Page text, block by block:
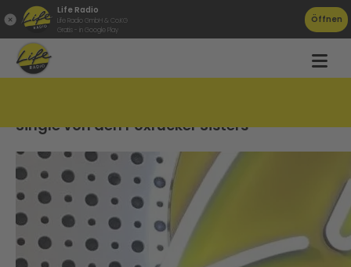
Life Radio
Life Radio GmbH & Co.KG
Gratis - in Google Play
Öffnen
Single von den Poxrucker Sisters